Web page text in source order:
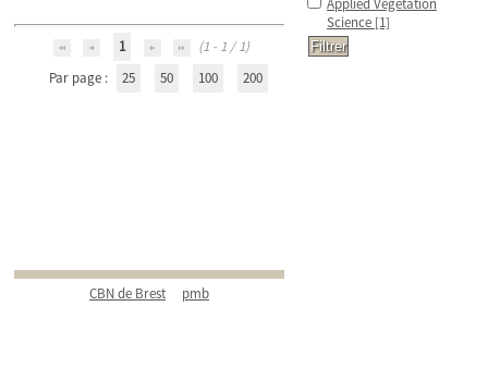
1
(1 - 1 / 1)
Par page :
25 50 100 200
CBN de Brest pmb
Applied Vegetation
Science [1]